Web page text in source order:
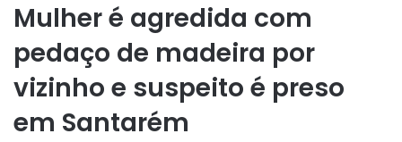
Mulher é agredida com
pedaço de madeira por
vizinho e suspeito é preso
em Santarém